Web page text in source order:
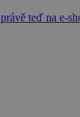
právě teď na e-